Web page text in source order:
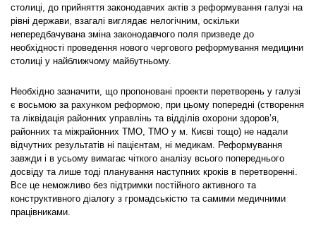
столиці, до прийняття законодавчих актів з реформування галузі на
рівні держави, взагалі виглядає нелогічним, оскільки
непередбачувана зміна законодавчого поля призведе до
необхідності проведення нового чергового реформування медицини
столиці у найближчому майбутньому.
Необхідно зазначити, що пропоновані проекти перетворень у галузі
є восьмою за рахунком реформою, при цьому попередні (створення
та ліквідація районних управлінь та відділів охорони здоров’я,
районних та міжрайонних ТМО, ТМО у м. Києві тощо) не надали
відчутних результатів ні пацієнтам, ні медикам. Реформування
завжди і в усьому вимагає чіткого аналізу всього попереднього
досвіду та лише тоді планування наступних кроків в перетворенні.
Все це неможливо без підтримки постійного активного та
конструктивного діалогу з громадськістю та самими медичними
працівниками.